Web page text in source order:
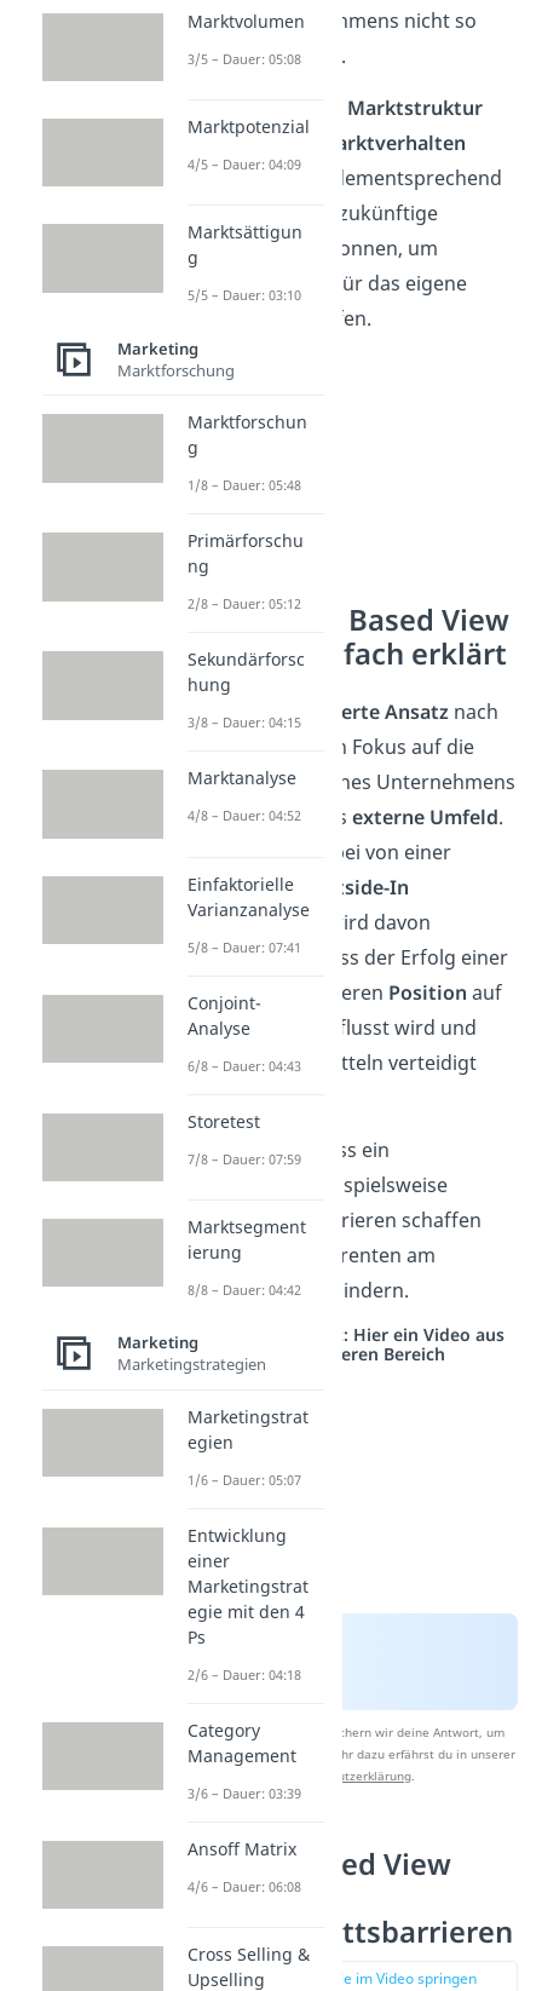
eigenen Unternehmens nicht so
genau betrachtet.
Marktstruktur
analysiert, das
Marktverhalten
beobachtet und dementsprechend
Erkenntnisse für zukünftige
Handlungen gewonnen, um
Entscheidungen für das eigene
Verhalten zu treffen.
Der Market Based View
Porter – einfach erklärt
Der marktorientierte Ansatznach
legt seinen Fokus auf die
Marktsituation eines Unternehmens
und somit auf das externe Umfeld.
Man spricht hierbei von einer
sogenannten
Outside-In
Perspektive. Es wird davon
ausgegangen, dass der Erfolg einer
Firma stark von deren Position auf
dem Markt beeinflusst wird und
diese mit allen Mitteln verteidigt
Das bedeutet, dass ein
Unternehmen beispielsweise
Markteintrittsbarrieren schaffen
kann, um Konkurrenten am
Markteintritt zu hindern.
Studyflix vernetzt: Hier ein Video aus
einem anderen Bereich
Nach Beantwortung speichern wir deine Antwort, um
Studyflix zu verbessern. Mehr dazu erfährst du in unserer
Datenschutzerklärung
Market Based View
Beispiel
Markteintrittsbarrieren
zur Stelle im Video springen
Marktvolumen
3/5 – Dauer: 05:08
Marktpotenzial
4/5 – Dauer: 04:09
Marktsättigun
g
5/5 – Dauer: 03:10
Marketing
Marktforschung
Marktforschun
g
1/8 – Dauer: 05:48
Primärforschu
ng
2/8 – Dauer: 05:12
Sekundärforsc
hung
3/8 – Dauer: 04:15
Marktanalyse
4/8 – Dauer: 04:52
Einfaktorielle
Varianzanalyse
5/8 – Dauer: 07:41
Conjoint-
Analyse
6/8 – Dauer: 04:43
Storetest
7/8 – Dauer: 07:59
Marktsegment
ierung
8/8 – Dauer: 04:42
Marketing
Marketingstrategien
Marketingstrat
egien
1/6 – Dauer: 05:07
Entwicklung
einer
Marketingstrat
egie mit den 4
Ps
2/6 – Dauer: 04:18
Category
Management
3/6 – Dauer: 03:39
Ansoff Matrix
4/6 – Dauer: 06:08
Cross Selling &
Upselling